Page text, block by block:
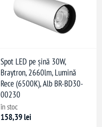
Spot LED pe șină 30W,
Braytron, 2660lm, Lumină
Rece (6500K), Alb BR-BD30-
00230
în stoc
158,39 lei